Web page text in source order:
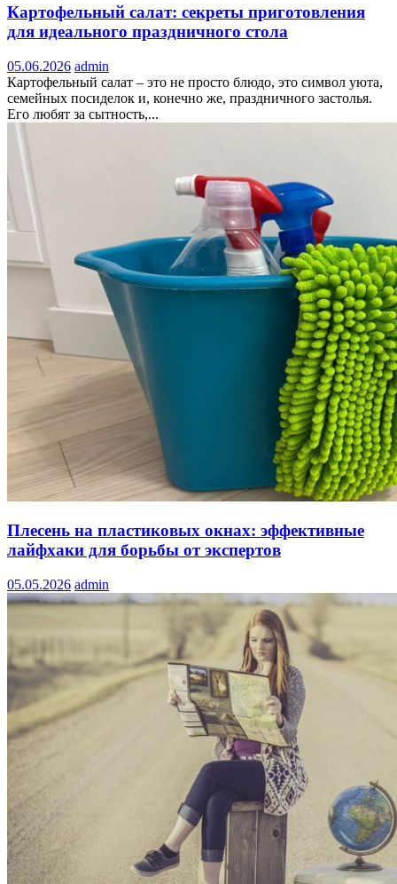
Картофельный салат: секреты приготовления
для идеального праздничного стола
05.06.2026 admin
Картофельный салат – это не просто блюдо, это символ уюта,
семейных посиделок и, конечно же, праздничного застолья.
Его любят за сытность,...
Плесень на пластиковых окнах: эффективные
лайфхаки для борьбы от экспертов
05.05.2026 admin